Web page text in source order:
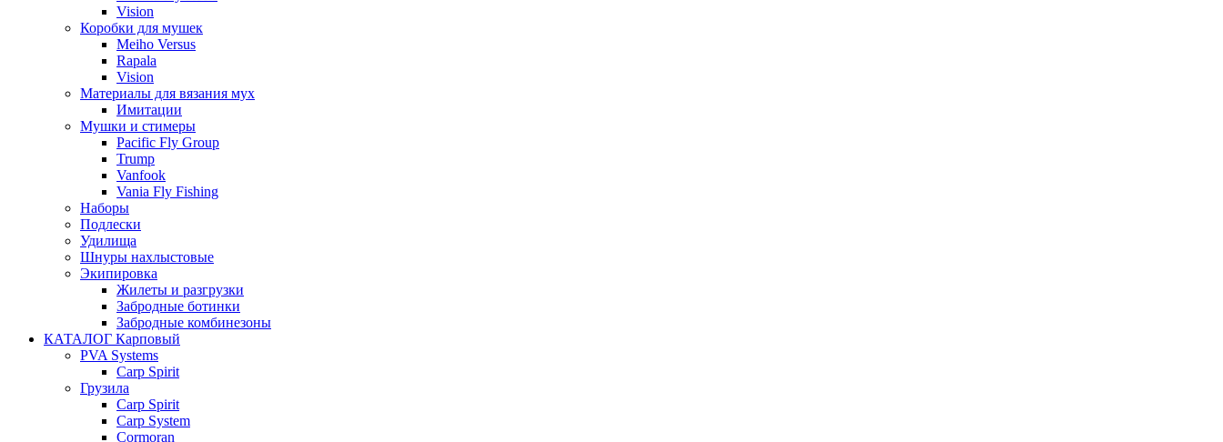
Vision
Коробки для мушек
Meiho Versus
Rapala
Vision
Материалы для вязания мух
Имитации
Мушки и стимеры
Pacific Fly Group
Trump
Vanfook
Vania Fly Fishing
Наборы
Подлески
Удилища
Шнуры нахлыстовые
Экипировка
Жилеты и разгрузки
Забродные ботинки
Забродные комбинезоны
КАТАЛОГ Карповый
PVA Systems
Carp Spirit
Грузила
Carp Spirit
Carp System
Cormoran